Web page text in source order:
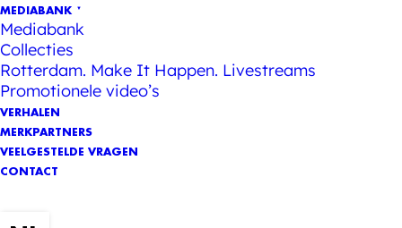
MEDIABANK
Mediabank
Collecties
Rotterdam. Make It Happen. Livestreams
Promotionele video’s
VERHALEN
MERKPARTNERS
VEELGESTELDE VRAGEN
CONTACT